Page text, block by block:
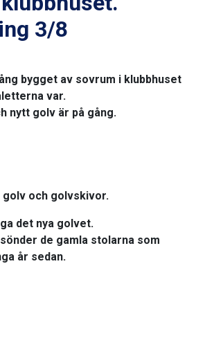
3/8
bygget av sovrum i klubbhuset
var.
nytt golv är på gång.
golv och golvskivor.
det nya golvet.
de gamla stolarna som
år sedan.